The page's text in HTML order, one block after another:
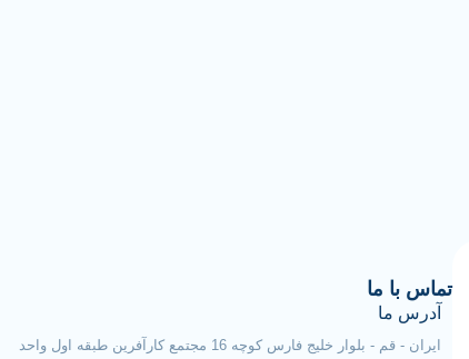
تماس با ما
آدرس ما
ایران - قم - بلوار خلیج فارس کوچه 16 مجتمع کارآفرین طبقه اول واحد